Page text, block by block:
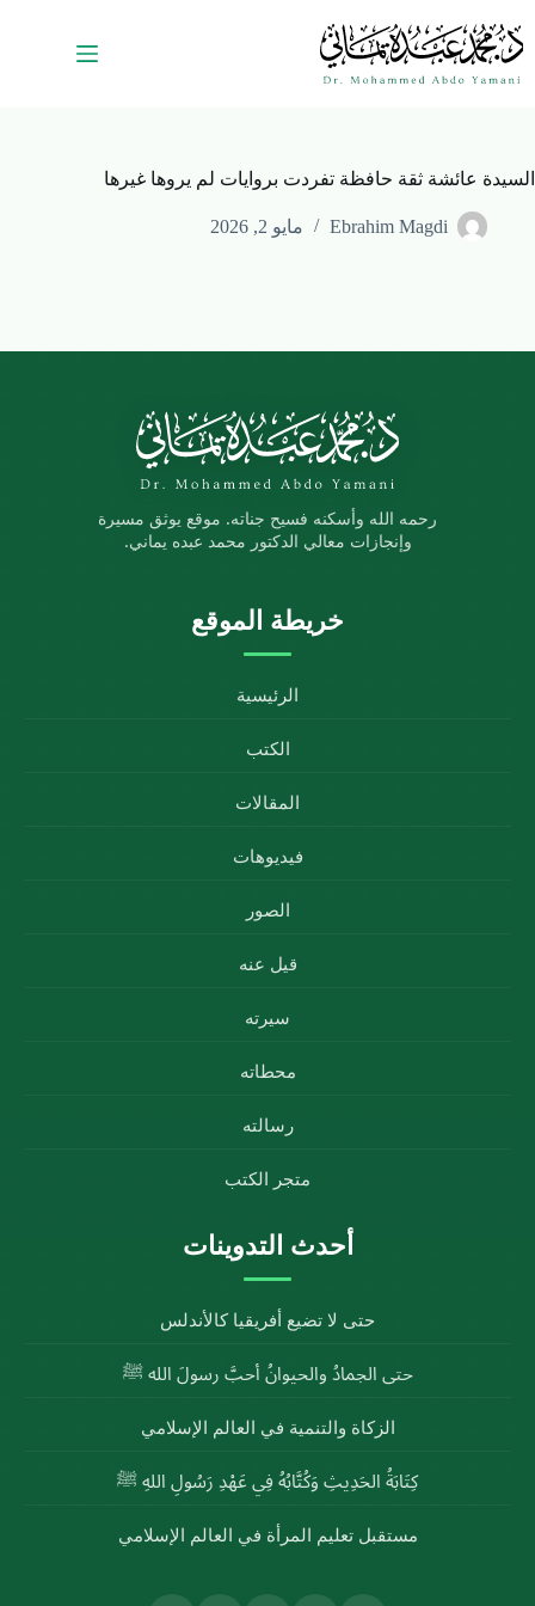
السيدة عائشة ثقة حافظة تفردت بروايات لم يروها غيرها
Ebrahim Magdi مايو 2, 2026
رحمه الله وأسكنه فسيح جناته. موقع يوثق مسيرة
وإنجازات معالي الدكتور محمد عبده يماني.
خريطة الموقع
الرئيسية
الكتب
المقالات
فيديوهات
الصور
قيل عنه
سيرته
محطاته
رسالته
متجر الكتب
أحدث التدوينات
حتى لا تضيع أفريقيا كالأندلس
حتى الجمادُ والحيوانُ أحبَّ رسولَ الله ﷺ
الزكاة والتنمية في العالم الإسلامي
كِتَابَةُ الحَدِيثِ وَكُتَّابُهُ فِي عَهْدِ رَسُولِ اللهِ ﷺ
مستقبل تعليم المرأة في العالم الإسلامي